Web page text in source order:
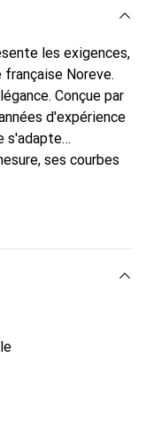
les exigences,
Noreve.
Conçue par
d'expérience
s'adapte
ses courbes
votre
est un choix